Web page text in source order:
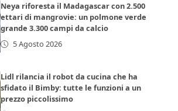
Neya riforesta il Madagascar con 2.500
ettari di mangrovie: un polmone verde
grande 3.300 campi da calcio
5 Agosto 2026
Lidl rilancia il robot da cucina che ha
sfidato il Bimby: tutte le funzioni a un
prezzo piccolissimo